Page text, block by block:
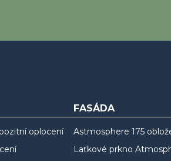
oplocení
FASÁDA
Astmosphere 175
Laťkové prkno